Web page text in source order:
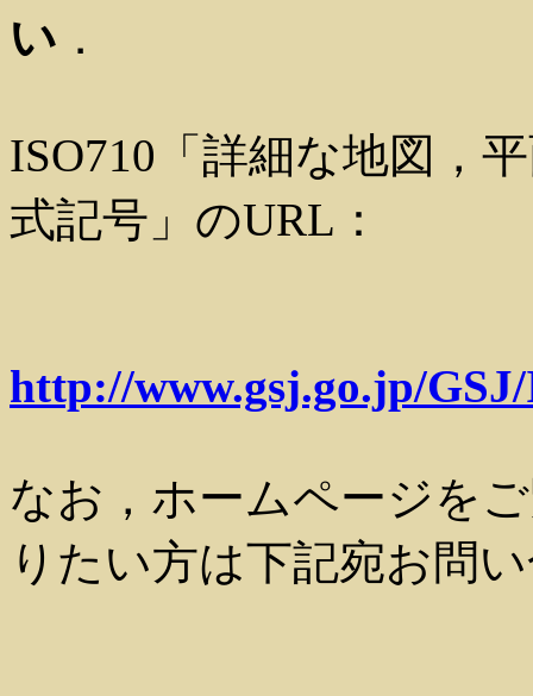
い ．
ISO710「詳細な地図，
式記号」のURL：
http://www.gsj.go.jp/
なお，ホームページを
りたい方は下記宛お問